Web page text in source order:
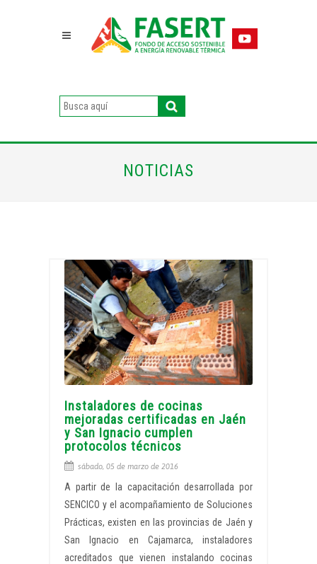
NOTICIAS
Instaladores de cocinas
mejoradas certificadas en Jaén
y San Ignacio cumplen
protocolos técnicos
sábado, 05 de marzo de 2016
A partir de la capacitación desarrollada por
SENCICO y el acompañamiento de Soluciones
Prácticas, existen en las provincias de Jaén y
San Ignacio en Cajamarca, instaladores
acreditados que vienen instalando cocinas